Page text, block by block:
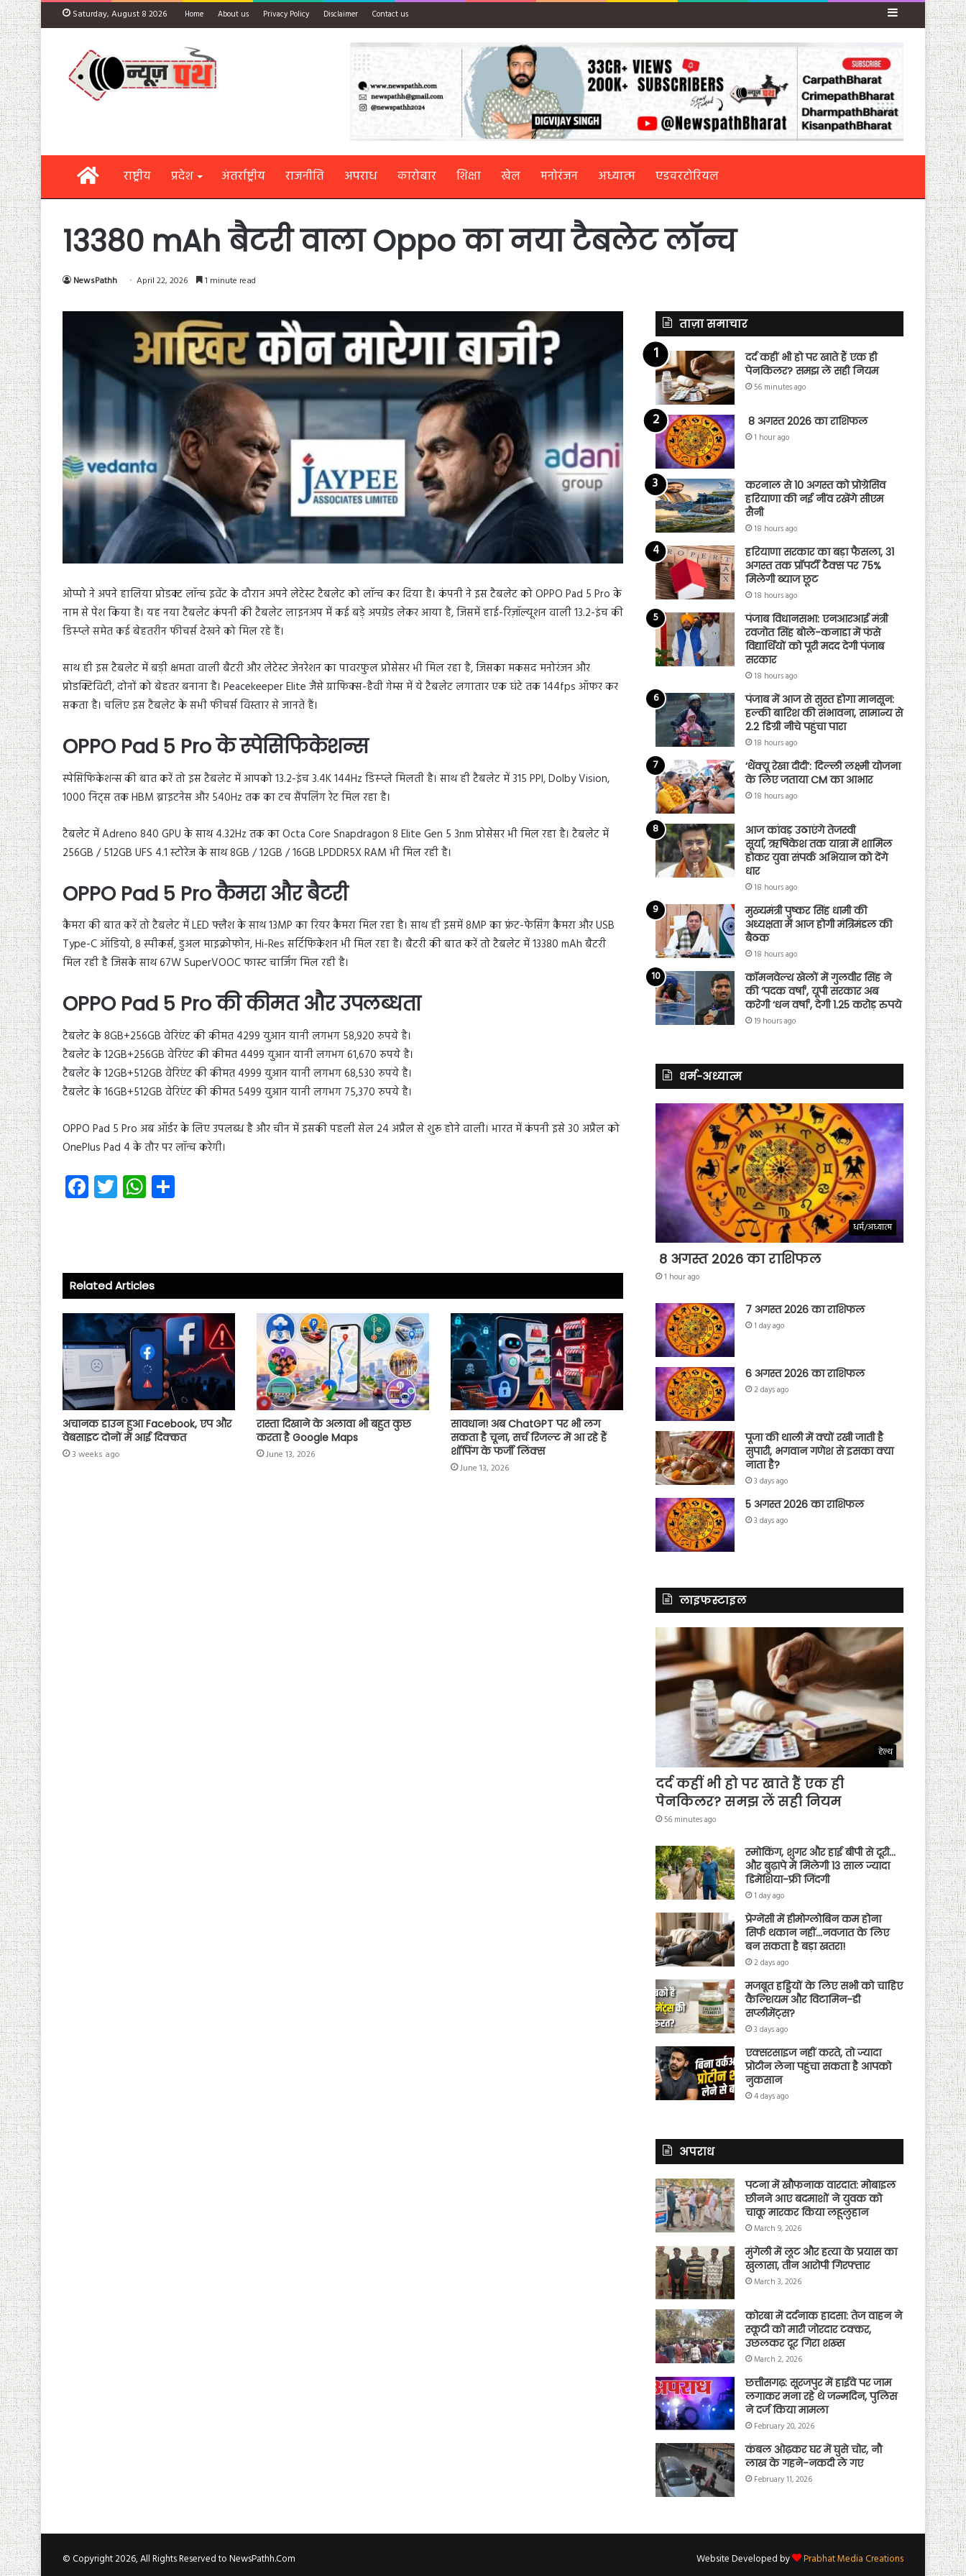
Saturday, August 8 2026 Home About us Privacy Policy Disclaimer Contact us Sidebar
Homeराष्ट्रीय प्रदेश अंतर्राष्ट्रीय राजनीति अपराध कारोबार शिक्षा खेल मनोरंजन अध्यात्म एडवरटोरियल
13380 mAh बैटरी वाला Oppo का नया टैबलेट लॉन्च
NewsPathh April 22, 2026 1 minute read
ओप्पो ने अपने हालिया प्रोडक्ट लॉन्च इवेंट के दौरान अपने लेटेस्ट टैबलेट को लॉन्च कर दिया है। कंपनी ने इस टैबलेट को OPPO Pad 5 Pro के
नाम से पेश किया है। यह नया टैबलेट कंपनी की टैबलेट लाइनअप में कई बड़े अपग्रेड लेकर आया है, जिसमें हाई-रिज़ॉल्यूशन वाली 13.2-इंच की
डिस्प्ले समेत कई बेहतरीन फीचर्स देखने को मिल रहे हैं।
साथ ही इस टैबलेट में बड़ी क्षमता वाली बैटरी और लेटेस्ट जेनरेशन का पावरफुल प्रोसेसर भी मिल रहा है, जिसका मकसद मनोरंजन और
प्रोडक्टिविटी, दोनों को बेहतर बनाना है। Peacekeeper Elite जैसे ग्राफिक्स-हैवी गेम्स में ये टैबलेट लगातार एक घंटे तक 144fps ऑफर कर
सकता है। चलिए इस टैबलेट के सभी फीचर्स विस्तार से जानते हैं।
OPPO Pad 5 Pro के स्पेसिफिकेशन्स
स्पेसिफिकेशन्स की बात करें तो इस टैबलेट में आपको 13.2-इंच 3.4K 144Hz डिस्प्ले मिलती है। साथ ही टैबलेट में 315 PPI, Dolby Vision,
1000 निट्स तक HBM ब्राइटनेस और 540Hz तक का टच सैंपलिंग रेट मिल रहा है।
टैबलेट में Adreno 840 GPU के साथ 4.32Hz तक का Octa Core Snapdragon 8 Elite Gen 5 3nm प्रोसेसर भी मिल रहा है। टैबलेट में
256GB / 512GB UFS 4.1 स्टोरेज के साथ 8GB / 12GB / 16GB LPDDR5X RAM भी मिल रही है।
OPPO Pad 5 Pro कैमरा और बैटरी
कैमरा की बात करें तो टैबलेट में LED फ्लैश के साथ 13MP का रियर कैमरा मिल रहा है। साथ ही इसमें 8MP का फ्रंट-फेसिंग कैमरा और USB
Type-C ऑडियो, 8 स्पीकर्स, डुअल माइक्रोफोन, Hi-Res सर्टिफिकेशन भी मिल रहा है। बैटरी की बात करें तो टैबलेट में 13380 mAh बैटरी
मिल रही है जिसके साथ 67W SuperVOOC फास्ट चार्जिंग मिल रही है।
OPPO Pad 5 Pro की कीमत और उपलब्धता
टैबलेट के 8GB+256GB वेरिएंट की कीमत 4299 युआन यानी लगभग 58,920 रुपये है।
टैबलेट के 12GB+256GB वेरिएंट की कीमत 4499 युआन यानी लगभग 61,670 रुपये है।
टैबलेट के 12GB+512GB वेरिएंट की कीमत 4999 युआन यानी लगभग 68,530 रुपये है।
टैबलेट के 16GB+512GB वेरिएंट की कीमत 5499 युआन यानी लगभग 75,370 रुपये है।
OPPO Pad 5 Pro अब ऑर्डर के लिए उपलब्ध है और चीन में इसकी पहली सेल 24 अप्रैल से शुरू होने वाली। भारत में कंपनी इसे 30 अप्रैल को
OnePlus Pad 4 के तौर पर लॉन्च करेगी।
Fa
ce
ok
T
wi
W
ha
p
p
Related Articles
अचानक डाउन हुआ Facebook, एप और
वेबसाइट दोनों में आई दिक्कत
3 weeks ago
रास्ता दिखाने के अलावा भी बहुत कुछ
करता है Google Maps
June 13, 2026
सावधान! अब ChatGPT पर भी लग
सकता है चूना, सर्च रिजल्ट में आ रहे हैं
शॉपिंग के फर्जी लिंक्स
June 13, 2026
ताज़ा समाचार
दर्द कहीं भी हो पर खाते हैं एक ही
पेनकिलर? समझ लें सही नियम
56 minutes ago
8 अगस्त 2026 का राशिफल
1 hour ago
करनाल से 10 अगस्त को प्रोग्रेसिव
हरियाणा की नई नींव रखेंगे सीएम
सैनी
18 hours ago
हरियाणा सरकार का बड़ा फैसला, 31
अगस्त तक प्रॉपर्टी टैक्स पर 75%
मिलेगी ब्याज छूट
18 hours ago
पंजाब विधानसभा: एनआरआई मंत्री
रवजोत सिंह बोले-कनाडा में फंसे
विद्यार्थियों को पूरी मदद देगी पंजाब
सरकार
18 hours ago
पंजाब में आज से सुस्त होगा मानसून:
हल्की बारिश की संभावना, सामान्य से
2.2 डिग्री नीचे पहुंचा पारा
18 hours ago
‘थैंक्यू रेखा दीदी’: दिल्ली लक्ष्मी योजना
के लिए जताया CM का आभार
18 hours ago
आज कांवड़ उठाएंगे तेजस्वी
सूर्या, ऋषिकेश तक यात्रा में शामिल
होकर युवा संपर्क अभियान को देंगे
धार
18 hours ago
मुख्यमंत्री पुष्कर सिंह धामी की
अध्यक्षता में आज होगी मंत्रिमंडल की
बैठक
18 hours ago
कॉमनवेल्थ खेलों में गुलवीर सिंह ने
की ‘पदक वर्षा’, यूपी सरकार अब
करेगी ‘धन वर्षा’, देगी 1.25 करोड़ रुपये
19 hours ago
धर्म-अध्यात्म
धर्म/अध्यात्म
8 अगस्त 2026 का राशिफल
1 hour ago
7 अगस्त 2026 का राशिफल
1 day ago
6 अगस्त 2026 का राशिफल
2 days ago
पूजा की थाली में क्यों रखी जाती है
सुपारी, भगवान गणेश से इसका क्या
नाता है?
3 days ago
5 अगस्त 2026 का राशिफल
3 days ago
लाइफस्टाइल
हेल्थ
दर्द कहीं भी हो पर खाते हैं एक ही
पेनकिलर? समझ लें सही नियम
56 minutes ago
स्मोकिंग, शुगर और हाई बीपी से दूरी…
और बुढ़ापे में मिलेगी 13 साल ज्यादा
डिमेंशिया-फ्री जिंदगी
1 day ago
प्रेग्नेंसी में हीमोग्लोबिन कम होना
सिर्फ थकान नहीं…नवजात के लिए
बन सकता है बड़ा खतरा!
2 days ago
मजबूत हड्डियों के लिए सभी को चाहिए
कैल्शियम और विटामिन-डी
सप्लीमेंट्स?
3 days ago
एक्सरसाइज नहीं करते, तो ज्यादा
प्रोटीन लेना पहुंचा सकता है आपको
नुकसान
4 days ago
अपराध
पटना में खौफनाक वारदात: मोबाइल
छीनने आए बदमाशों ने युवक को
चाकू मारकर किया लहूलुहान
March 9, 2026
मुंगेली में लूट और हत्या के प्रयास का
खुलासा, तीन आरोपी गिरफ्तार
March 3, 2026
कोरबा में दर्दनाक हादसा: तेज वाहन ने
स्कूटी को मारी जोरदार टक्कर,
उछलकर दूर गिरा शख्स
March 2, 2026
छत्तीसगढ़: सूरजपुर में हाईवे पर जाम
लगाकर मना रहे थे जन्मदिन, पुलिस
ने दर्ज किया मामला
February 20, 2026
कंबल ओढ़कर घर में घुसे चोर, नौ
लाख के गहने-नकदी ले गए
February 11, 2026
© Copyright 2026, All Rights Reserved to NewsPathh.Com Website Developed by Prabhat Media Creations